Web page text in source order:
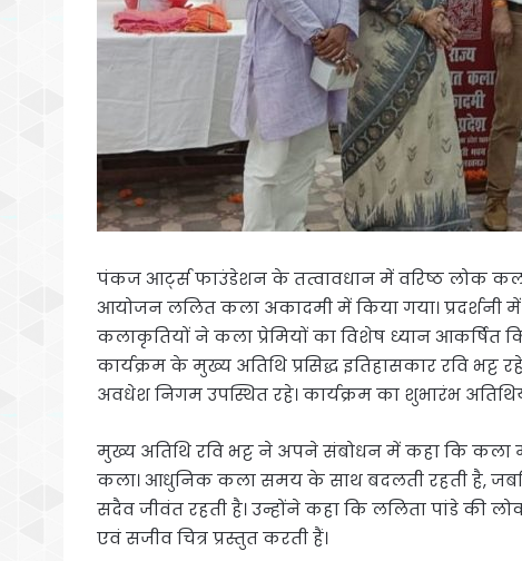
पंकज आर्ट्स फाउंडेशन के तत्वावधान में वरिष्ठ लोक
आयोजन ललित कला अकादमी में किया गया। प्रदर्शनी
कलाकृतियों ने कला प्रेमियों का विशेष ध्यान आकर्षित
कार्यक्रम के मुख्य अतिथि प्रसिद्ध इतिहासकार रवि भट्ट
अवधेश निगम उपस्थित रहे। कार्यक्रम का शुभारंभ
मुख्य अतिथि रवि भट्ट ने अपने संबोधन में कहा कि
कला। आधुनिक कला समय के साथ बदलती रहती है,
सदैव जीवंत रहती है। उन्होंने कहा कि ललिता पांडे की
एवं सजीव चित्र प्रस्तुत करती हैं।